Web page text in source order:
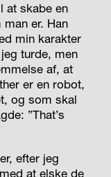
at skabe en
er. Han
min karakter
turde, men
af, at
er en robot,
og som skal
”That’s
efter jeg
at elske de